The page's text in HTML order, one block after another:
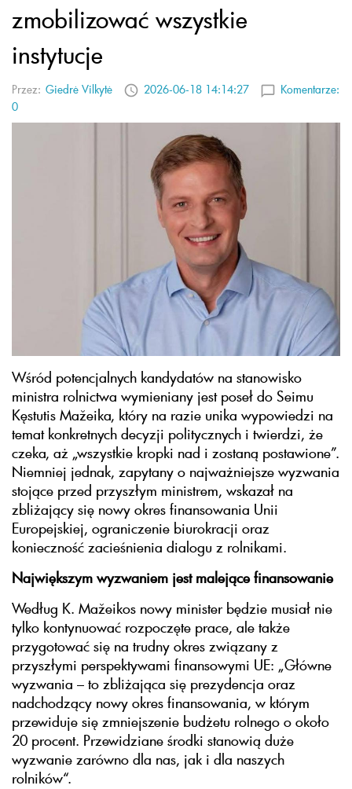
zmobilizować wszystkie
instytucje
Przez: Giedrė Vilkytė 2026-06-18 14:14:27
Komentarze:
0
Wśród potencjalnych kandydatów na stanowisko
ministra rolnictwa wymieniany jest poseł do Seimu
Kęstutis Mažeika, który na razie unika wypowiedzi na
temat konkretnych decyzji politycznych i twierdzi, że
czeka, aż „wszystkie kropki nad i zostaną postawione”.
Niemniej jednak, zapytany o najważniejsze wyzwania
stojące przed przyszłym ministrem, wskazał na
zbliżający się nowy okres finansowania Unii
Europejskiej, ograniczenie biurokracji oraz
konieczność zacieśnienia dialogu z rolnikami.
Największym wyzwaniem jest malejące finansowanie
Według K. Mažeikos nowy minister będzie musiał nie
tylko kontynuować rozpoczęte prace, ale także
przygotować się na trudny okres związany z
przyszłymi perspektywami finansowymi UE: „Główne
wyzwania – to zbliżająca się prezydencja oraz
nadchodzący nowy okres finansowania, w którym
przewiduje się zmniejszenie budżetu rolnego o około
20 procent. Przewidziane środki stanowią duże
wyzwanie zarówno dla nas, jak i dla naszych
rolników“.